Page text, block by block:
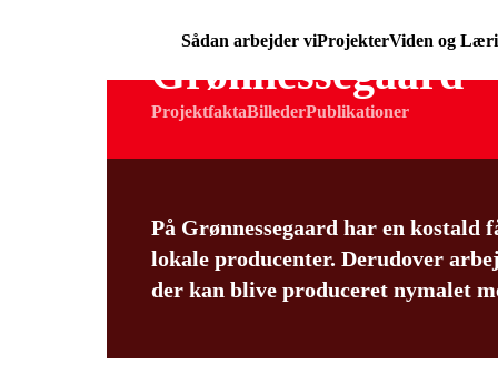
Sådan arbejder viProjekterViden og
Grønnessegaard
ProjektfaktaBillederPublikationer
På Grønnessegaard har en
lokale producenter. Derudover
der kan blive produceret nymalet